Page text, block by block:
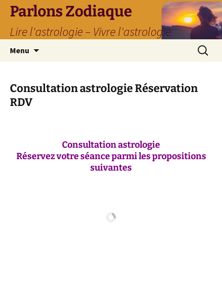
Parlons Zodiaque
Lire l'astrologie – Vivre l'astrologie
Menu
Consultation astrologie Réservation
RDV
Consultation astrologie
Réservez votre séance parmi les propositions
suivantes